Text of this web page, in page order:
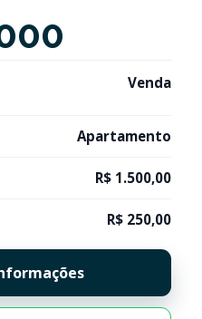
Venda
Apartamento
R$ 1.500,00
R$ 250,00